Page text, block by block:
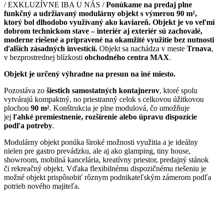
/ EXKLUZÍVNE IBA U NÁS /Ponúkame na predaj plne
funkčný a udržiavaný modulárny objekt s výmerou 90 m²,
ktorý bol dlhodobo využívaný ako kaviareň. Objekt je vo veľmi
dobrom technickom stave – interiér aj exteriér sú zachovalé,
moderne riešené a pripravené na okamžité využitie bez nutnosti
ďalších zásadných investícií. Objekt sa nachádza v meste Trnava,
v bezprostrednej blízkosti obchodného centra MAX.
Objekt je určený výhradne na presun na iné miesto.
Pozostáva zo šiestich samostatných kontajnerov, ktoré spolu
vytvárajú kompaktný, no priestranný celok s celkovou úžitkovou
plochou 90 m². Konštrukcia je plne modulová, čo umožňuje
jej ľahké premiestnenie, rozšírenie alebo úpravu dispozície
podľa potreby.
Modulárny objekt ponúka široké možnosti využitia a je ideálny
nielen pre gastro prevádzku, ale aj ako glamping, tiny house,
showroom, mobilná kancelária, kreatívny priestor, predajný stánok
či rekreačný objekt. Vďaka flexibilnému dispozičnému riešeniu je
možné objekt prispôsobiť rôznym podnikateľským zámerom podľa
potrieb nového majiteľa.